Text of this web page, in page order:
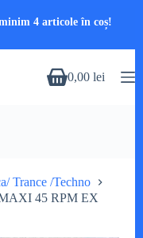
4 articole în coș!
Coș0,00 lei
Trance /Techno
45 RPM EX